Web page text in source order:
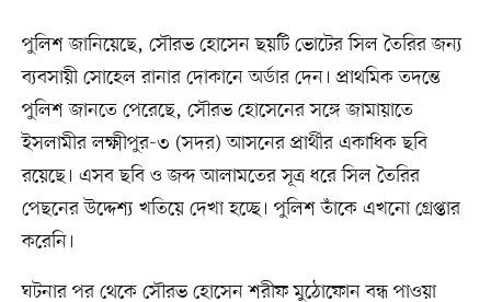
পুলিশ জানিয়েছে, সৌরভ হোসেন ছয়টি ভোটের সিল তৈরির জন্য
ব্যবসায়ী সোহেল রানার দোকানে অর্ডার দেন। প্রাথমিক তদন্তে
পুলিশ জানতে পেরেছে, সৌরভ হোসেনের সঙ্গে জামায়াতে
ইসলামীর লক্ষ্মীপুর-৩ (সদর) আসনের প্রার্থীর একাধিক ছবি
রয়েছে। এসব ছবি ও জব্দ আলামতের সূত্র ধরে সিল তৈরির
পেছনের উদ্দেশ্য খতিয়ে দেখা হচ্ছে। পুলিশ তাঁকে এখনো গ্রেপ্তার
করেনি।
ঘটনার পর থেকে সৌরভ হোসেন শরীফ মুঠোফোন বন্ধ পাওয়া